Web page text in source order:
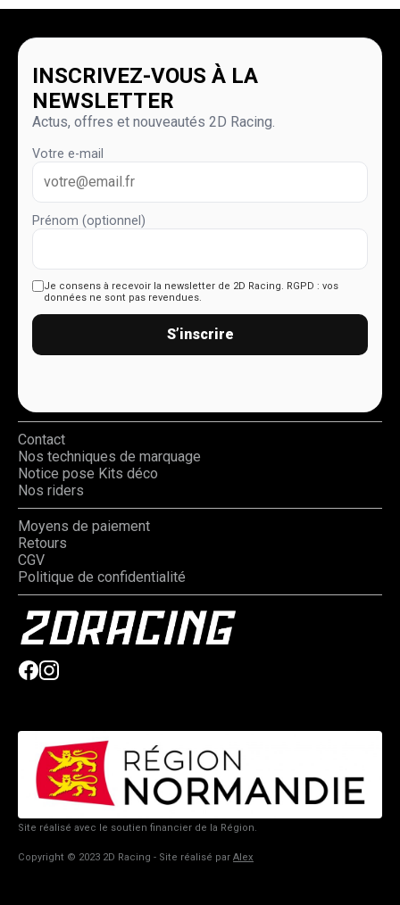
INSCRIVEZ-VOUS À LA
NEWSLETTER
Actus, offres et nouveautés 2D Racing.
Votre e-mail
Prénom (optionnel)
Je consens à recevoir la newsletter de 2D Racing. RGPD : vos
données ne sont pas revendues.
S’inscrire
Contact
Nos techniques de marquage
Notice pose Kits déco
Nos riders
Moyens de paiement
Retours
CGV
Politique de confidentialité
Site réalisé avec le soutien financier de la Région.
Copyright © 2023 2D Racing - Site réalisé par Alex